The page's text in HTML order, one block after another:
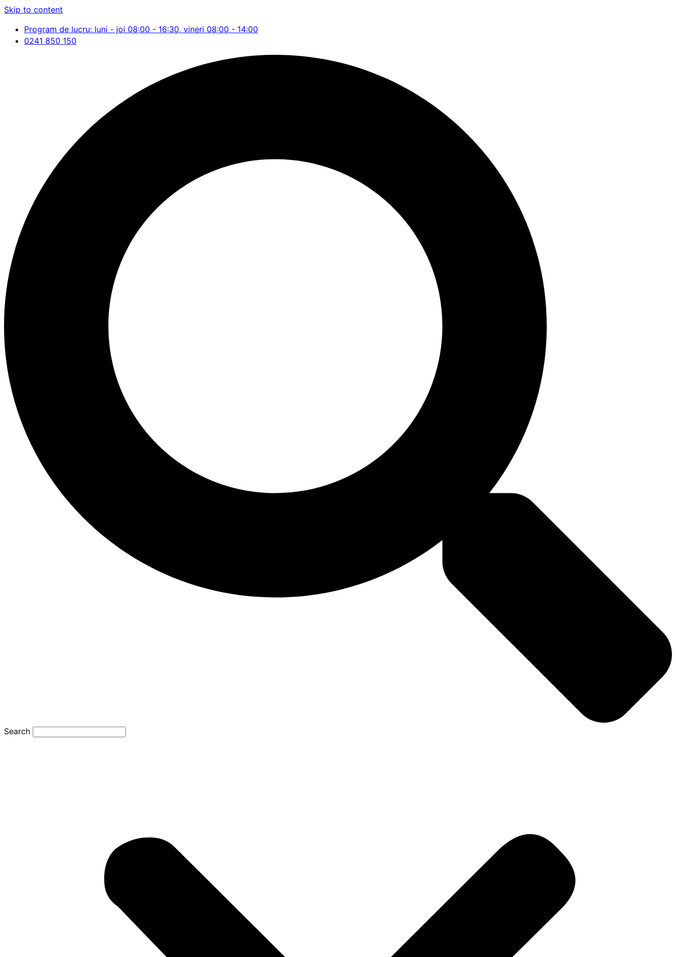
Skip to content
Program de lucru: luni - joi 08:00 - 16:30, vineri 08:00 - 14:00
0241 850 150
Search